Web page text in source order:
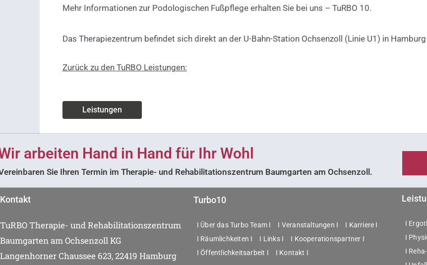
Mehr Informationen zur Podologischen Fußpflege erhalten Sie bei uns – TuRBO 10.
Das Therapiezentrum befindet sich direkt an der U-Bahn-Station Ochsenzoll (Linie U1) in
Zurück zu den TuRBO Leistungen:
Leistungen
arbeiten Hand in Hand für Ihr Wohl
Sie Ihren Termin im Therapie- und Rehabilitationszentrum Baumgarten am Ochsenzoll.
Kontakt
TuRBO Therapie- und Rehabilitationszentrum
Baumgarten am Ochsenzoll KG
Langenhorner Chaussee 623, 22419 Hamburg
Turbo10
I Über das Turbo Team I I Veranstaltungen I
I Karriere I
I Räumlichkeiten I
I Links I
I Kooperationspartner I
I Öffentlichkeitsarbeit I
I Kontakt I
I
I
I